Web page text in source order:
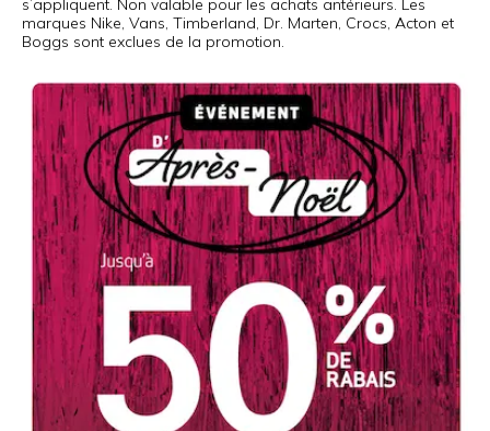
s’appliquent. Non valable pour les achats antérieurs. Les
marques Nike, Vans, Timberland, Dr. Marten, Crocs, Acton et
Boggs sont exclues de la promotion.